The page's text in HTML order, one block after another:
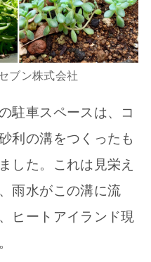
ブン株式会社
駐車スペースは、コ
利の溝をつくったも
した。これは見栄え
雨水がこの溝に流
ヒートアイランド現